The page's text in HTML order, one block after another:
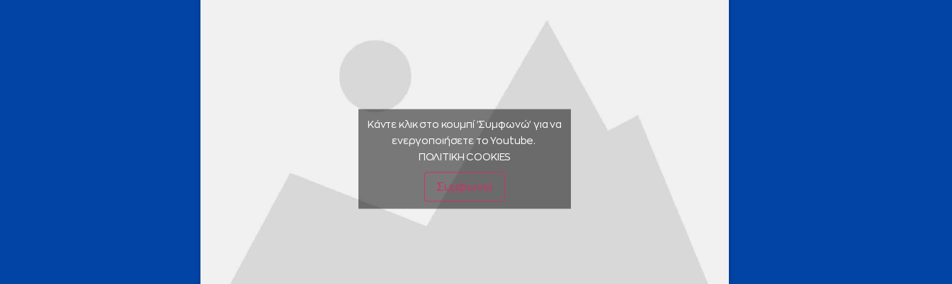
Κάντε κλικ στο κουμπί 'Συμφωνώ' για να
ενεργοποιήσετε το Youtube.
ΠΟΛΙΤΙΚΗ COOKIES
Συμφωνώ